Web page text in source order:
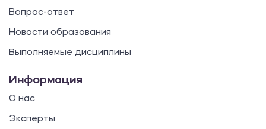
Вопрос-ответ
Новости образования
Выполняемые дисциплины
Информация
О нас
Эксперты